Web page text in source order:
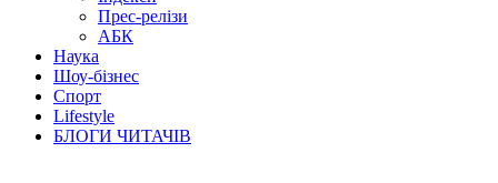
Прес-релізи
АБК
Наука
Шоу-бізнес
Спорт
Lifestyle
БЛОГИ ЧИТАЧІВ